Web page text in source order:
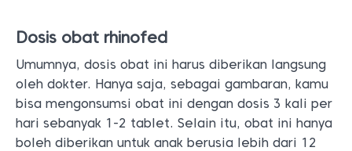
Dosis obat rhinofed
Umumnya, dosis obat ini harus diberikan langsung
oleh dokter. Hanya saja, sebagai gambaran, kamu
bisa mengonsumsi obat ini dengan dosis 3 kali per
hari sebanyak 1-2 tablet. Selain itu, obat ini hanya
boleh diberikan untuk anak berusia lebih dari 12